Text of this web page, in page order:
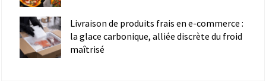
Livraison de produits frais en e-commerce :
la glace carbonique, alliée discrète du froid
maîtrisé